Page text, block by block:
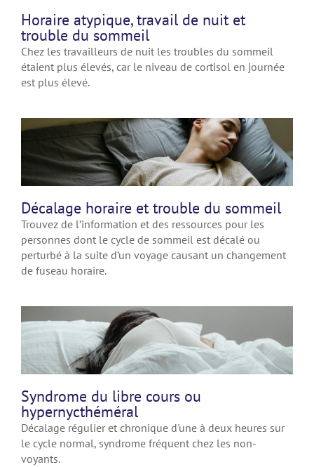
Horaire atypique, travail de nuit et
trouble du sommeil
Chez les travailleurs de nuit les troubles du sommeil
étaient plus élevés, car le niveau de cortisol en journée
est plus élevé.
Décalage horaire et trouble du sommeil
Trouvez de l’information et des ressources pour les
personnes dont le cycle de sommeil est décalé ou
perturbé à la suite d’un voyage causant un changement
de fuseau horaire.
Syndrome du libre cours ou
hypernycthéméral
Décalage régulier et chronique d'une à deux heures sur
le cycle normal, syndrome fréquent chez les non-
voyants.